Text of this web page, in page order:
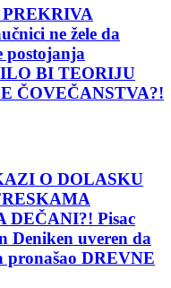
ne žele da
postojanja
BI TEORIJU
ČOVEČANSTVA?!
O DOLASKU
DEČANI?! Pisac
Deniken uveren da
pronašao DREVNE